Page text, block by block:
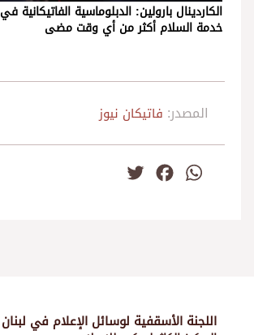
الكاردينال بارولين: الدبلوماسية الفاتيكانية في
خدمة السلام أكثر من أي وقت مضى
المصدر: فاتيكان نيوز
WhatsApp
Facebook
اللجنة الأسقفية لوسائل الإعلام في لبنان